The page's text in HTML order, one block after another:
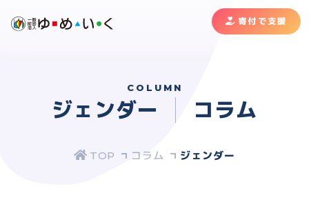
寄付で支援
COLUMN
ジェンダー コラム
コラム ジェンダー